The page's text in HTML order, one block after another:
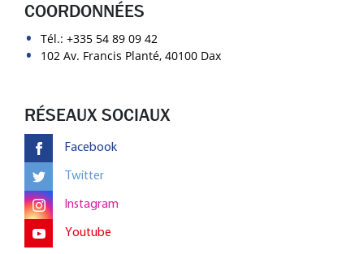
COORDONNÉES
Tél.: +335 54 89 09 42
102 Av. Francis Planté, 40100 Dax
RÉSEAUX SOCIAUX
Facebook
Twitter
Instagram
Youtube